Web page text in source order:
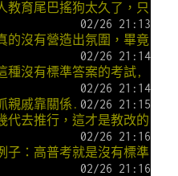
教育尾巴搖狗太久了，只
02/26 21:13
的沒有營造出氛圍，畢竟
02/26 21:14
種沒有標準答案的考試,
02/26 21:14
親戚靠關係. 02/26 21:15
代去推行，這才是教改的
02/26 21:16
子：高普考就是沒有標準
02/26 21:16